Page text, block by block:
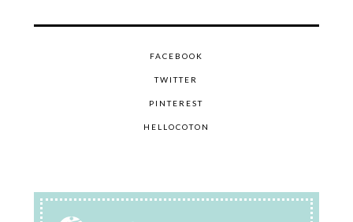
FACEBOOK
TWITTER
PINTEREST
HELLOCOTON